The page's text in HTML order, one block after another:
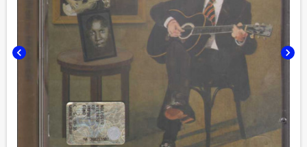
chevron_left chevron_right